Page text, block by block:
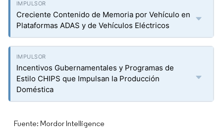
Creciente Contenido de Memoria por Vehículo en
Plataformas ADAS y de Vehículos Eléctricos
Incentivos Gubernamentales y Programas de
Estilo CHIPS que Impulsan la Producción
Doméstica
Fuente: Mordor Intelligence